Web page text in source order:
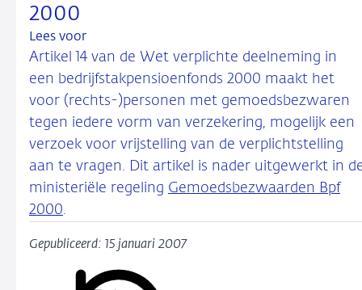
2000
Lees voor
Artikel 14 van de Wet verplichte deelneming in
een bedrijfstakpensioenfonds 2000 maakt het
voor (rechts-)personen met gemoedsbezwaren
tegen iedere vorm van verzekering, mogelijk een
verzoek voor vrijstelling van de verplichtstelling
aan te vragen. Dit artikel is nader uitgewerkt in
ministeriële regeling Gemoedsbezwaarden Bpf
2000.
Gepubliceerd: 15 januari 2007